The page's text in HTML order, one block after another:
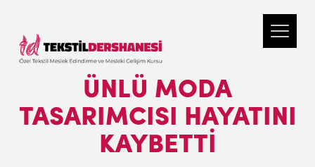
ÜNLÜ MODA
TASARIMCISI HAYATINI
KAYBETTI